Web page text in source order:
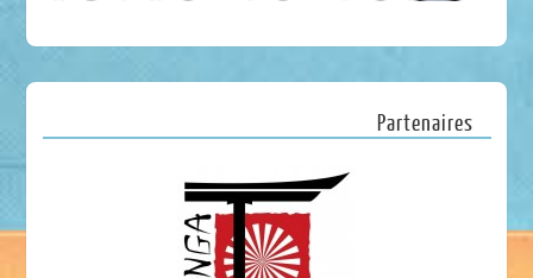
Partenaires